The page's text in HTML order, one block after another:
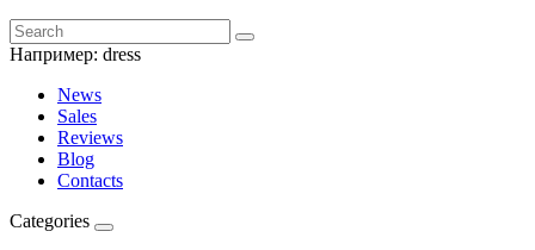
Например: dress
News
Sales
Reviews
Blog
Contacts
Categories